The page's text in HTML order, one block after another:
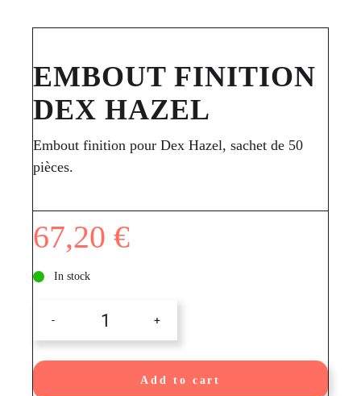
EMBOUT FINITION
DEX HAZEL
Embout finition pour Dex Hazel, sachet de 50
pièces.
67,20 €
In stock
Embout
finition
Hazel
quantityAdd to cart